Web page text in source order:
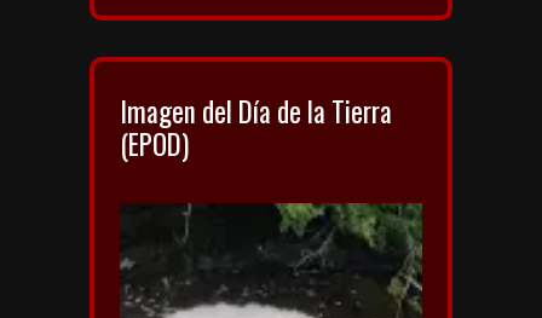
Imagen del Día de la Tierra
(EPOD)